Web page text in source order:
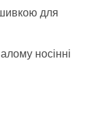
для
носінні